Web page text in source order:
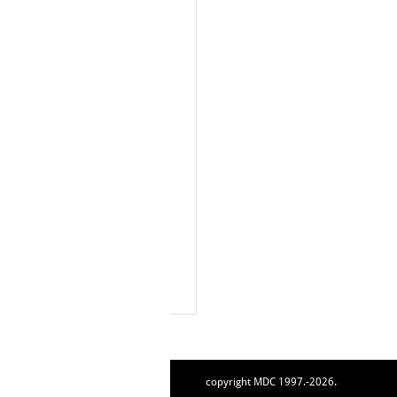
copyright MDC 1997.-2026.